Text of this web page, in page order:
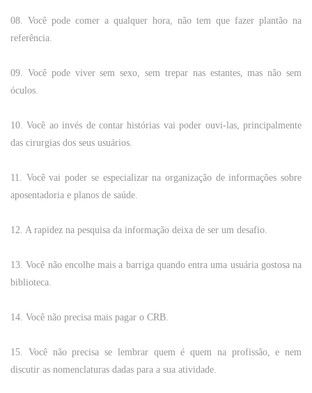
08. Você pode comer a qualquer hora, não tem que fazer plantão na
referência.
09. Vocêpode viver sem sexo,sem treparnas estantes,mas não sem
óculos.
10.Você aoinvés decontar histórias vaipoder ouvi-las,principalmente
das cirurgias dos seus usuários.
11. Vocêvaipoder se especializarna organização de informações sobre
aposentadoria e planos de saúde.
12. A rapidez na pesquisa da informação deixa de ser um desafio.
13.Você nãoencolhe mais a barriga quandoentra uma usuária gostosana
biblioteca.
14. Você não precisa mais pagar o CRB.
15. Você nãoprecisa se lembrar quemé quem na profissão, e nem
discutir as nomenclaturas dadas para a sua atividade.